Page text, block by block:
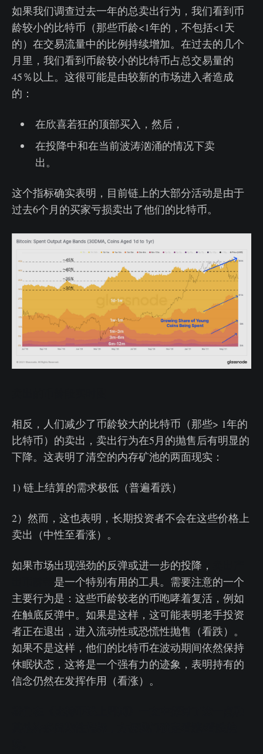
如果我们调查过去一年的总卖出行为，我们看到币
龄较小的比特币（那些币龄<1年的，不包括<1天
的）在交易流量中的比例持续增加。在过去的几个
月里，我们看到币龄较小的比特币占总交易量的
45％以上。这很可能是由较新的市场进入者造成
的：
在欣喜若狂的顶部买入，然后，
在投降中和在当前波涛汹涌的情况下卖
出。
这个指标确实表明，目前链上的大部分活动是由于
过去6个月的买家亏损卖出了他们的比特币。
相反，人们减少了币龄较大的比特币（那些> 1年的
比特币）的卖出，卖出行为在5月的抛售后有明显的
下降。这表明了清空的内存矿池的两面现实：
1) 链上结算的需求极低（普遍看跌）
2）然而，这也表明，长期投资者不会在这些价格上
卖出（中性至看涨）。
如果市场出现强劲的反弹或进一步的投降，
是一个特别有用的工具。需要注意的一个
主要行为是：这些币龄较老的币咆哮着复活，例如
在触底反弹中。如果是这样，这可能表明老手投资
者正在退出，进入流动性或恐慌性抛售（看跌）。
如果不是这样，他们的比特币在波动期间依然保持
休眠状态，这将是一个强有力的迹象，表明持有的
信念仍然在发挥作用（看涨）。